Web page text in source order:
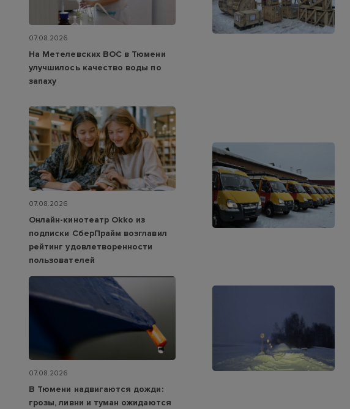
07.08.2026
На Метелевских ВОС в Тюмени
улучшилось качество воды по
запаху
07.08.2026
Онлайн-кинотеатр Okko из
подписки СберПрайм возглавил
рейтинг удовлетворенности
пользователей
07.08.2026
В Тюмени надвигаются дожди:
грозы, ливни и туман ожидаются